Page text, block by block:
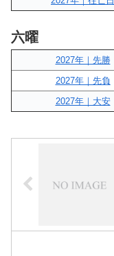
六曜
2027年｜先勝
2027年｜先負
2027年｜大安